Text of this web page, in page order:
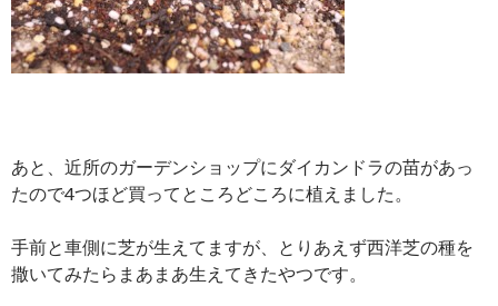
あと、近所のガーデンショップにダイカンドラの苗があっ
たので4つほど買ってところどころに植えました。
手前と車側に芝が生えてますが、とりあえず西洋芝の種を
撒いてみたらまあまあ生えてきたやつです。